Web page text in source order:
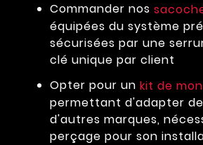
Commander nos
équipées du système
sécurisées par une
clé unique par client
Opter pour un kit de
permettant d'adapter
d'autres marques,
perçage pour son